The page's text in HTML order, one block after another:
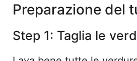
Preparazione del
Step 1: Taglia le